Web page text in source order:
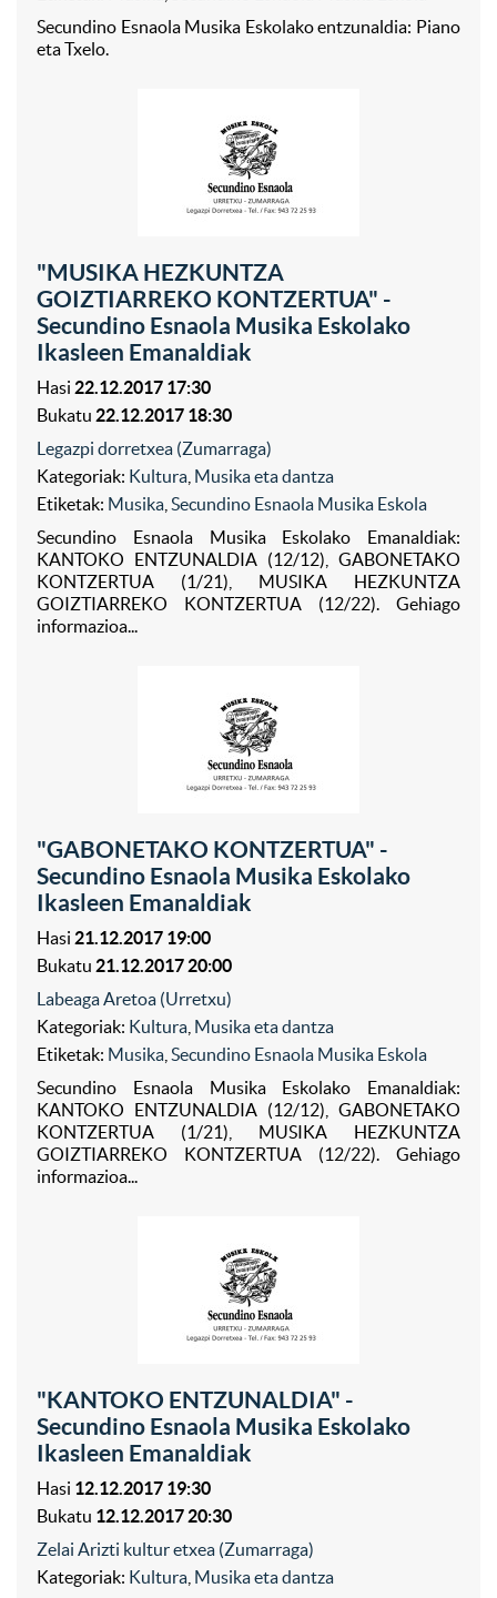
Secundino Esnaola Musika Eskolako entzunaldia: Piano
eta Txelo.
"MUSIKA HEZKUNTZA
GOIZTIARREKO KONTZERTUA" -
Secundino Esnaola Musika Eskolako
Ikasleen Emanaldiak
Hasi 22.12.2017 17:30
Bukatu 22.12.2017 18:30
Legazpi dorretxea (Zumarraga)
Kategoriak: Kultura Musika eta dantza
Etiketak: Musika Secundino Esnaola Musika Eskola
Secundino Esnaola Musika Eskolako Emanaldiak:
KANTOKO ENTZUNALDIA (12/12), GABONETAKO
KONTZERTUA (1/21), MUSIKA HEZKUNTZA
GOIZTIARREKO KONTZERTUA (12/22). Gehiago
informazioa...
"GABONETAKO KONTZERTUA" -
Secundino Esnaola Musika Eskolako
Ikasleen Emanaldiak
Hasi 21.12.2017 19:00
Bukatu 21.12.2017 20:00
Labeaga Aretoa (Urretxu)
Kategoriak: Kultura Musika eta dantza
Etiketak: Musika Secundino Esnaola Musika Eskola
Secundino Esnaola Musika Eskolako Emanaldiak:
KANTOKO ENTZUNALDIA (12/12), GABONETAKO
KONTZERTUA (1/21), MUSIKA HEZKUNTZA
GOIZTIARREKO KONTZERTUA (12/22). Gehiago
informazioa...
"KANTOKO ENTZUNALDIA" -
Secundino Esnaola Musika Eskolako
Ikasleen Emanaldiak
Hasi 12.12.2017 19:30
Bukatu 12.12.2017 20:30
Zelai Arizti kultur etxea (Zumarraga)
Kategoriak: Kultura Musika eta dantza